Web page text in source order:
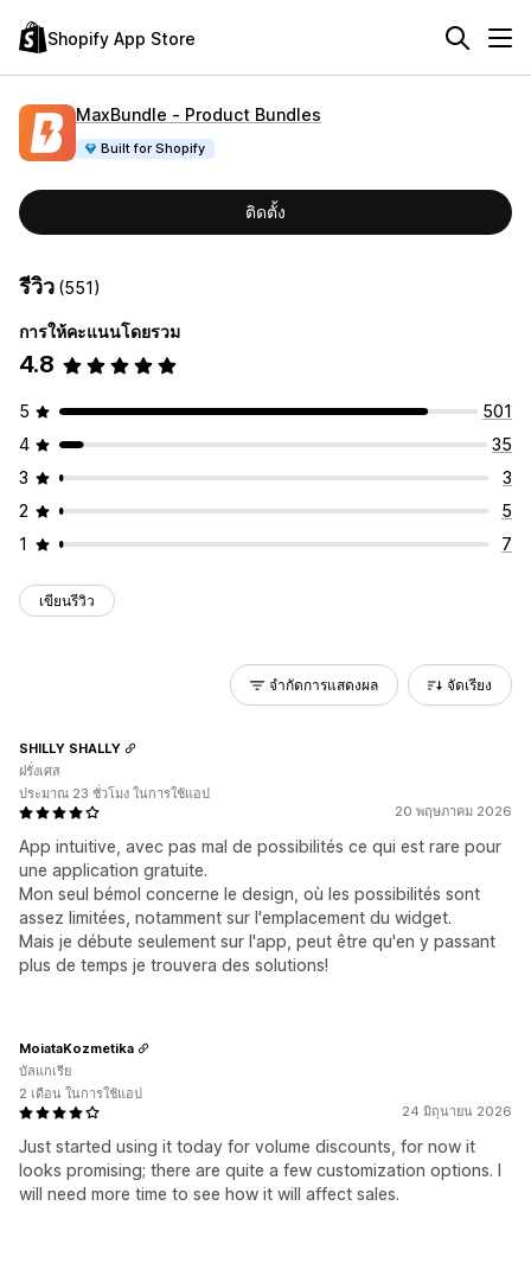
Shopify App Store
MaxBundle ‑ Product Bundles
Built for Shopify
ติดตั้ง
รีวิว (551)
การให้คะแนนโดยรวม
4.8
5
501
4
35
3
3
2
5
1
7
เขียนรีวิว
จำกัดการแสดงผล จัดเรียง
20 พฤษภาคม 2026
App intuitive, avec pas mal de possibilités ce qui est rare pour
une application gratuite.
Mon seul bémol concerne le design, où les possibilités sont
assez limitées, notamment sur l'emplacement du widget.
Mais je débute seulement sur l'app, peut être qu'en y passant
plus de temps je trouvera des solutions!
SHILLY SHALLY
ฝรั่งเศส
ประมาณ 23 ชั่วโมง ในการใช้แอป
24 มิถุนายน 2026
Just started using it today for volume discounts, for now it
looks promising; there are quite a few customization options. I
will need more time to see how it will affect sales.
MoiataKozmetika
บัลแกเรีย
2 เดือน ในการใช้แอป